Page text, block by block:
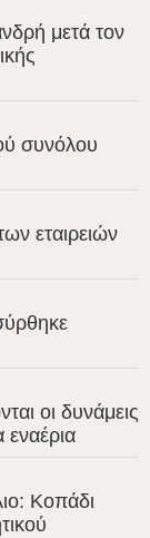
μετά τον
συνόλου
εταιρειών
οι δυνάμεις
Κοπάδι